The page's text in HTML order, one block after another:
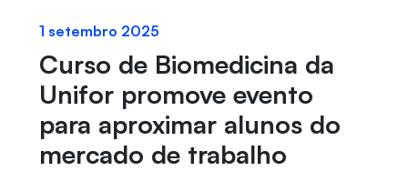
1 setembro 2025
Curso de Biomedicina da
Unifor promove evento
para aproximar alunos do
mercado de trabalho